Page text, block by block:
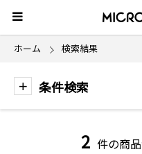
ホーム 検索結果
条件検索
2 件の商